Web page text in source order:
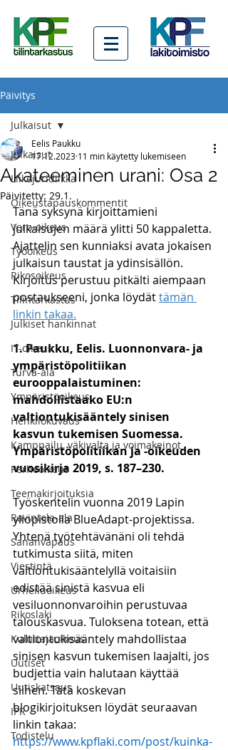
Päivitys
Julkaisut
Liikejuridiikka
Oikeustapauskommentit
Vero-oikeus
Työoikeus
Rikosoikeus
Tilintarkastus
Julkiset hankinnat
IT-oikeus
Turva-ala
Ympäristöoikeus
Henkilökuvaus
Kamppailu, väkivalta ja voimakeinot
Perheoikeus
Teemakirjoituksia
Ravintola-ala
Sananvapaus
Viestintä
Urheiluoikeus
Rikoslaki
Kuluttajaoikeus
Uutiset
Uutiskatsaus
IPR
Todistelu
Julkaisut
Akateeminen urani: Osa 2
Eelis Paukku
17.12.2023 11 min käytetty lukemiseen
Päivitetty: 29.1.
Tänä syksynä kirjoittamieni
julkaisujen määrä ylitti 50 kappaletta.
Ajattelin sen kunniaksi avata jokaisen
julkaisun taustat ja ydinsisällön.
Kirjoitus perustuu pitkälti aiempaan
postaukseeni, jonka löydät tämän
linkin takaa.
1. Paukku, Eelis. Luonnonvara- ja
ympäristöpolitiikan
eurooppalaistuminen:
mahdollistaako EU:n
valtiontukisääntely sinisen
kasvun tukemisen Suomessa.
Ympäristöpolitiikan ja -oikeuden
vuosikirja 2019, s. 187–230.
Työskentelin vuonna 2019 Lapin
yliopistolla BlueAdapt-projektissa.
Yhtenä työtehtävänäni oli tehdä
tutkimusta siitä, miten
valtiontukisääntelyllä voitaisiin
edistää sinistä kasvua eli
vesiluonnonvaroihin perustuvaa
talouskasvua. Tuloksena totean, että
valtiontukisääntely mahdollistaa
sinisen kasvun tukemisen laajalti, jos
budjettia vain halutaan käyttää
siihen. Tätä koskevan
blogikirjoituksen löydät seuraavan
linkin takaa:
https://www.kpflaki.com/post/kuinka-